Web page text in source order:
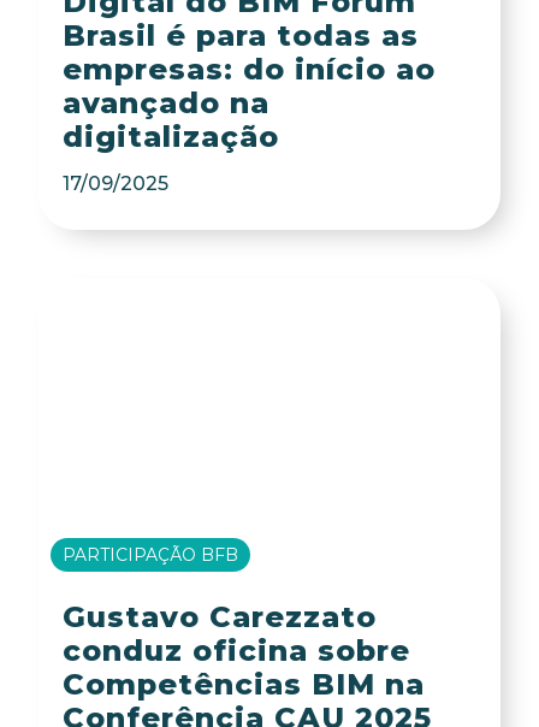
Brasil é para todas as
empresas: do início ao
avançado na
digitalização
17/09/2025
PARTICIPAÇÃO BFB
Gustavo Carezzato
conduz oficina sobre
Competências BIM na
Conferência CAU 2025